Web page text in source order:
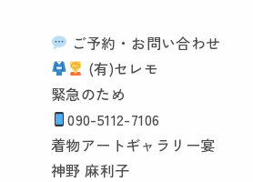
ご予約・お問い合わせ
(有)セレモ
緊急のため
090-5112-7106
着物アートギャラリー宴
神野 麻利子